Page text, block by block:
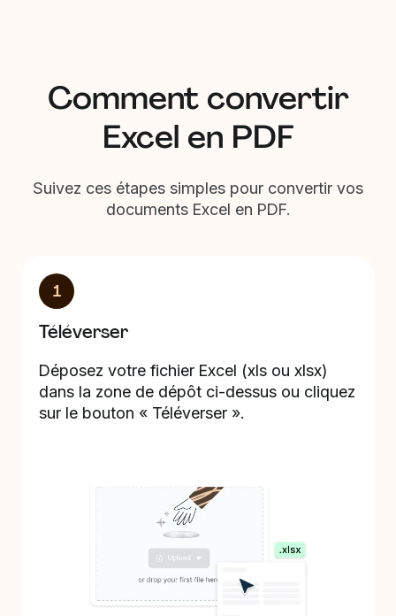
Comment convertir
Excel en PDF
Suivez ces étapes simples pour convertir vos
documents Excel en PDF.
1
Téléverser
Déposez votre fichier Excel (xls ou xlsx)
dans la zone de dépôt ci-dessus ou cliquez
sur le bouton « Téléverser ».